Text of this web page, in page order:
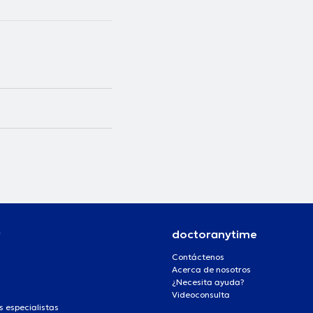
especialistas
doctoranytime
Contáctenos
Acerca de nosotros
¿Necesita ayuda?
Videoconsulta